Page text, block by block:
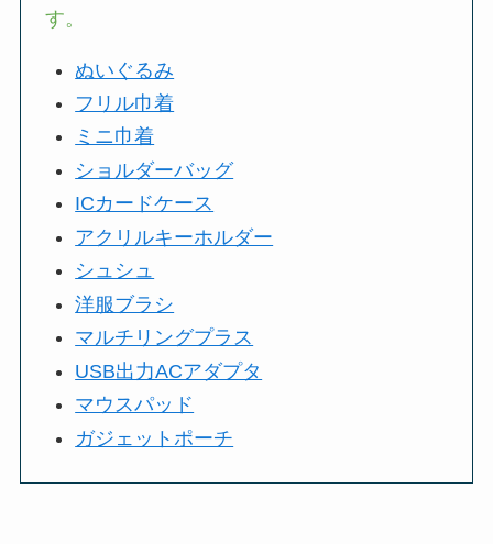
す。
ぬいぐるみ
フリル巾着
ミニ巾着
ショルダーバッグ
ICカードケース
アクリルキーホルダー
シュシュ
洋服ブラシ
マルチリングプラス
USB出力ACアダプタ
マウスパッド
ガジェットポーチ